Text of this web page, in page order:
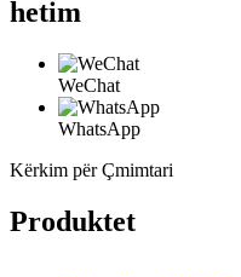
hetim
WeChat
WhatsApp
Kërkim për Çmimtari
Produktet